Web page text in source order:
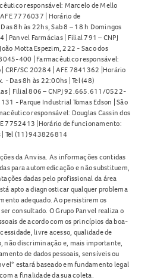
responsável: Marcelo de Mello
7776037 | Horário de
8h às 22hs, Sab 8 – 18 h Domingos
| Panvel Farmácias | Filial 791 – CNPJ
Motta Espezim, 222 - Saco dos
400 | Farmacêutico responsável:
CRF/SC 20284 | AFE 7841362 |Horário
- Das 8h às 22:00hs | Tel (48)
| Filial 806 – CNPJ 92.665.611/0522-
- Parque Industrial Tomas Edson | São
responsável: Douglas Cassin dos
7752413 |Horário de funcionamento:
| Tel (11) 943826814
da Anvisa. As informações contidas
para automedicação e não substituem,
dadas pelo profissional da área
apto a diagnosticar qualquer problema
adequado. Ao persistirem os
consultado. O Grupo Panvel realiza o
de acordo com os princípios da boa-
livre acesso, qualidade de
não discriminação e, mais importante,
de dados pessoais, sensíveis ou
estará baseado em fundamento legal
a finalidade da sua coleta.